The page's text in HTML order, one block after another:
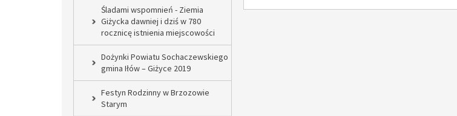
Śladami wspomnień - Ziemia
Giżycka dawniej i dziś w 780
rocznicę istnienia miejscowości
Dożynki Powiatu Sochaczewskiego
gmina Iłów – Giżyce 2019
Festyn Rodzinny w Brzozowie
Starym